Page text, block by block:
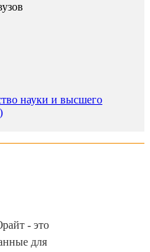
науки и высшего
- это
для